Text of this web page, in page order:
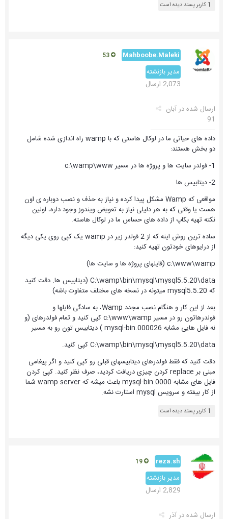
1 کاربر پسند دیده است
Mahboobe.Maleki
مدیر بازنشته
2,073 ارسال
ارسال شده درآبان
91
داده های حیاتی ما در لوکال هاستی که با wamp راه اندازی شده شامل
دو بخش هستند:
1- فولدر سایت ها و پروژه ها در مسیر c:\wamp\www
2- دیتابیس ها
مواقعی که Wamp مشکل پیدا کرده و نیاز به حذف و نصب دوباره ی اون
هست یا وقتی که به هر دلیلی نیاز به تعویض ویندوز وجود داره، اولین
نکته تهیه بکاپ از داده های حساس ما در لوکال هاسته.
ساده ترین روش اینه که از 2 فولدر زیر در wamp یک کپی روی یکی دیگه
از درایوهای خودتون تهیه کنید:
c:\www\wamp (فایلهای پروژه ها و سایت ها)
C:\wamp\bin\mysql\mysql5.5.20\data (دیتابیس ها. دقت کنید
که mysql5.5.20 میتونه در نسخه های مختلف متفاوت باشه)
بعد از این کار و هنگام نصب مجدد Wamp، به سادگی فایلها و
فولدرهاتون رو در مسیر c:\www\wamp کپی کنید و تمام فولدرهای (و
نه فایل هایی مشابه mysql-bin.000026 ) دیتابیس تون رو به مسیر
C:\wamp\bin\mysql\mysql5.5.20\data کپی کنید.
دقت کنید که فقط فولدرهای دیتابیسهای قبلی رو کپی کنید و اگر پیغامی
مبنی بر replace کردن چیزی دریافت کردید، صرف نظر کنید. کپی کردن
فایل های مشابه mysql-bin.0000 باعث میشه که wamp server شما
از کار بیفته و سرویس mysql استارت نشه.
1 کاربر پسند دیده است
reza.sh
مدیر بازنشته
2,829 ارسال
ارسال شده درآذر